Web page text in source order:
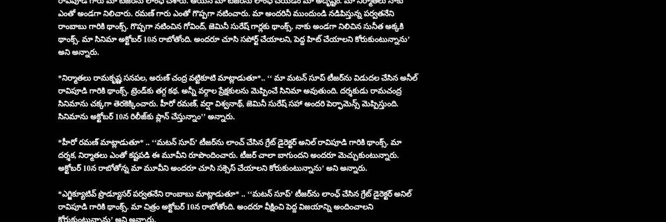
ఎంతో అండగా నిలిచారు. రమణ్ గారు ఎంతో గొప్పగా నటించారు. మా అందరినీ ముందుండి నడిపిస్తున్న పర్వతనేని
రాంబాబు గారికి థాంక్స్. గొప్పగా నటించిన గోవింద్, జెమినీ సురేష్ గార్లకు థాంక్స్. నాకు అండగా నిలిచిన సునీత అక్కకి
థాంక్స్. మా సినిమా అక్టోబర్ 10న రాబోతోంది. అందరూ చూసి సపోర్ట్ చేయాలని, పెద్ద హిట్ చేయాలని కోరుకుంటున్నాను’
అని అన్నారు.
*నిర్మాతలు రామకృష్ణ సనపల, అరుణ్ చంద్ర వట్టికూటి మాట్లాడుతూ*.. ‘‘ మా మటన్ సూప్ టీజర్‌ను విడుదల చేసిన అనీల్
రావిపూడి గారికి థాంక్స్. ట్రెండ్‌కు తగ్గ కథ. అన్నీ వర్గాల ప్రేక్షకులను మెప్పించే సినిమా అవుతుంది. దర్శకుడు రామచంద్ర
సినిమాను చక్కగా తెరకెక్కించారు. హీరో రమణ్, వర్షా విశ్వనాథ్, జెమినీ సురేష్ సహా అందరి పెర్ఫామెన్స్ మెప్పిస్తుంది.
సినిమాను అక్టోబర్ 10న రిలీజ్‌కు ప్లాన్ చేస్తున్నాం’’ అన్నారు.
*హీరో రమణ్ మాట్లాడుతూ* .. ‘‘మటన్ సూప్’ టీజర్‌ను లాంచ్ చేసిన గ్రేట్ డైరెక్టర్ అనిల్ రావిపూడి గారికి థాంక్స్. మా
దర్శక, నిర్మాతలు ఎంతో కష్టపడి ఈ మూవీని రూపొందించారు. టీజర్ చాలా బాగుందని అందరూ మెచ్చుకుంటున్నారు.
అక్టోబర్ 10న రాబోతోన్న మా మూవీని అందరూ చూసి సక్సెస్ చేయాలని కోరుకుంటున్నాను’ అని అన్నారు.
*ఎగ్జిక్యూటివ్ ప్రొడ్యూసర్ పర్వతనేని రాంబాబు మాట్లాడుతూ* .. ‘‘మటన్ సూప్’ టీజర్‌ను లాంఛ్ చేసిన గ్రేట్ డైరెక్టర్ అనిల్
రావిపూడి గారికి థాంక్స్. మా చిత్రం అక్టోబర్ 10న రాబోతోంది. అందరూ వీక్షించి పెద్ద విజయాన్ని అందించాలని
కోరుకుంటున్నాను’ అని అన్నారు.